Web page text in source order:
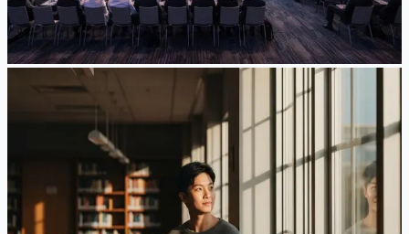
Jun 25, 2026·5 分钟阅读
阅读文章
告别 D/S：F-1 “固定停留期”新规意味着什么，你
现在该做什么
结束 F-1 “身份有效期”的 DHS 新规已于 2026 年 6 月 17 日
通过 OMB 审查：停留最长四年、F-1 宽限期缩至 30 天、